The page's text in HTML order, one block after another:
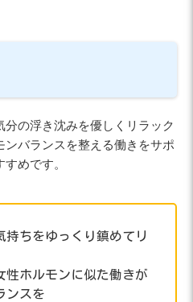
の浮き沈みを優しくリラック
ンバランスを整える働きをサポ
めです。
持ちをゆっくり鎮めてリ
性ホルモンに似た働きが
ンスを